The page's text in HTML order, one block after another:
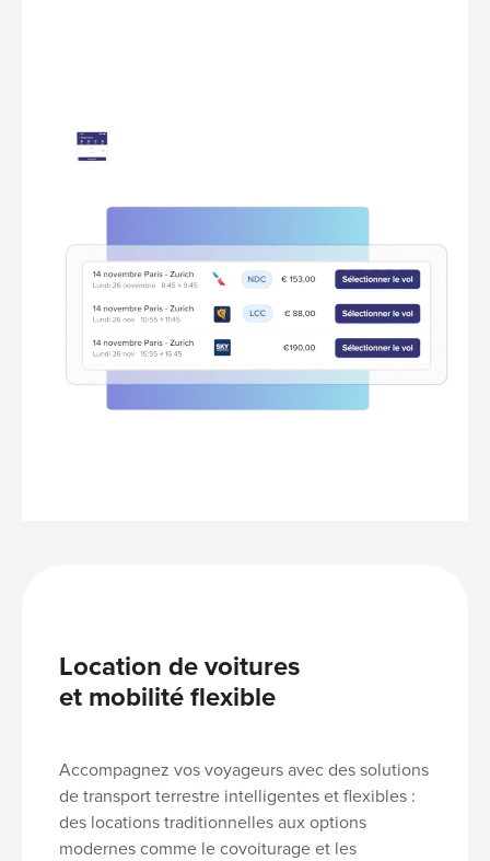
Location de voitures
et mobilité flexible
Accompagnez vos voyageurs avec des solutions
de transport terrestre intelligentes et flexibles :
des locations traditionnelles aux options
modernes comme le covoiturage et les